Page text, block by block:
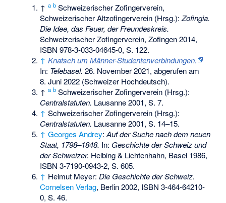
↑a b Schweizerischer Zofingerverein,
Schweizerischer Altzofingerverein (Hrsg.):Zofingia.
Die Idee, das Feuer, der Freundeskreis.
Schweizerischer Zofingerverein, Zofingen 2014,
ISBN 978-3-033-04645-0, S. 122.
↑ Knatsch um Männer-Studentenverbindungen.
In: Telebasel. 26. November 2021, abgerufen am
8. Juni 2022 (Schweizer Hochdeutsch).
↑a b Schweizerischer Zofingerverein (Hrsg.):
Centralstatuten. Lausanne 2001, S. 7.
↑ Schweizerischer Zofingerverein (Hrsg.):
Centralstatuten. Lausanne 2001, S. 14–15.
↑ Georges Andrey:Auf der Suche nach dem neuen
Staat, 1798–1848. In: Geschichte der Schweiz und
der Schweizer. Helbing & Lichtenhahn, Basel 1986,
ISBN 3-7190-0943-2, S. 605.
↑ Helmut Meyer:Die Geschichte der Schweiz.
Cornelsen Verlag, Berlin 2002, ISBN 3-464-64210-
0, S. 46.